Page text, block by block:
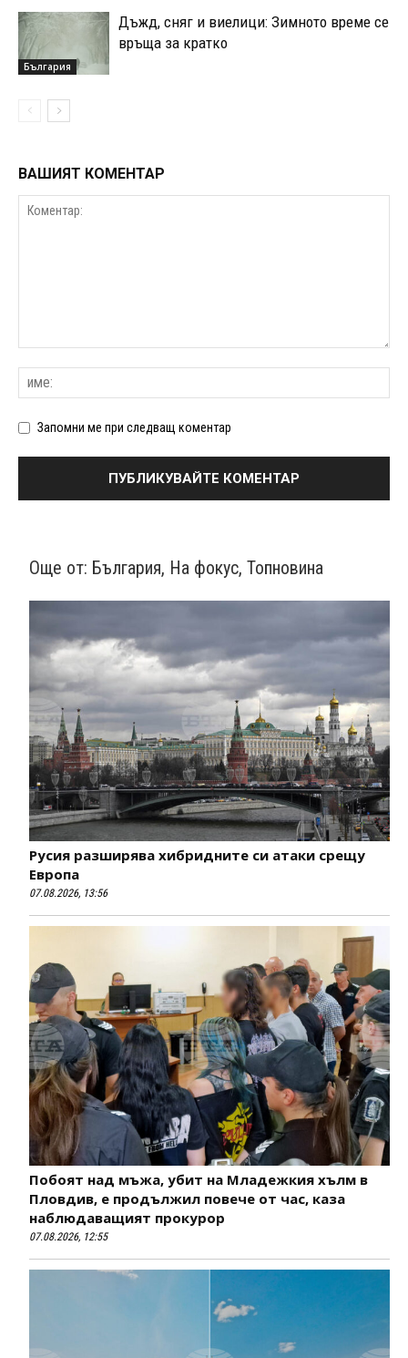
България
Дъжд, сняг и виелици: Зимното време се
връща за кратко
ВАШИЯТ КОМЕНТАР
Запомни ме при следващ коментар
Още от: България, На фокус, Топновина
Русия разширява хибридните си атаки срещу
Европа
07.08.2026, 13:56
Побоят над мъжа, убит на Младежкия хълм в
Пловдив, е продължил повече от час, каза
наблюдаващият прокурор
07.08.2026, 12:55